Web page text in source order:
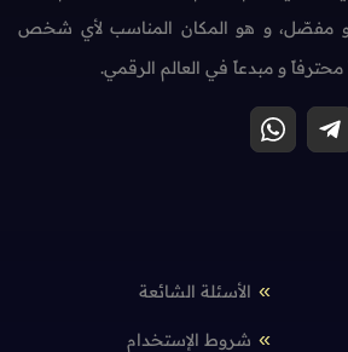
مفصّل، و هو المكان المناسب لأي شخص
و مبدعاً في العالم الرقمي.
الأسئلة الشائعة
شروط الإستخدام